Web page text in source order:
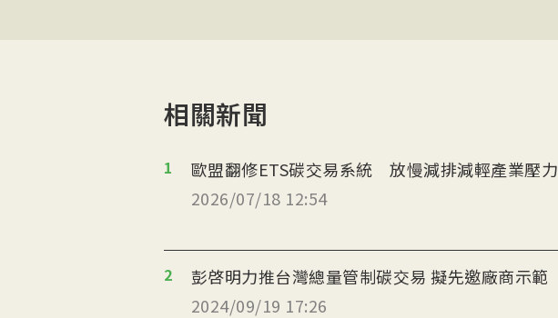
相關新聞
1
歐盟翻修ETS碳交易系統 放慢減排減輕產業壓力
2026/07/18 12:54
2
彭啓明力推台灣總量管制碳交易 擬先邀廠商示範
2024/09/19 17:26